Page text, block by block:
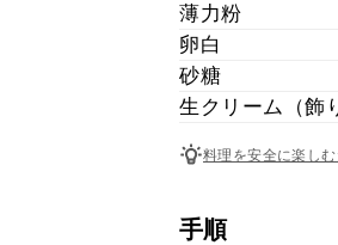
薄力粉
卵白
砂糖
生クリーム（飾
料理を安全に楽し
手順